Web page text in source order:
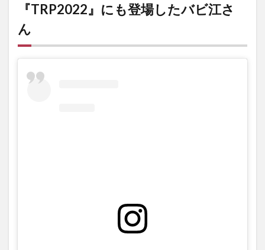
『TRP2022』にも登場したバビ江さ
ん